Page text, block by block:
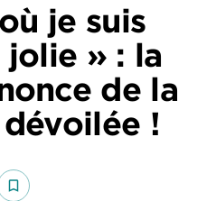
je suis
jolie » : la
de la
!
bookmark_border